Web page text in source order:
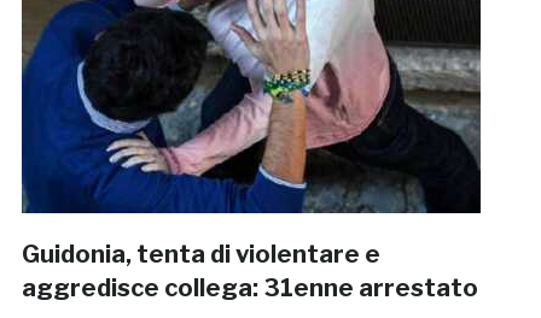
Guidonia, tenta di violentare e
aggredisce collega: 31enne arrestato